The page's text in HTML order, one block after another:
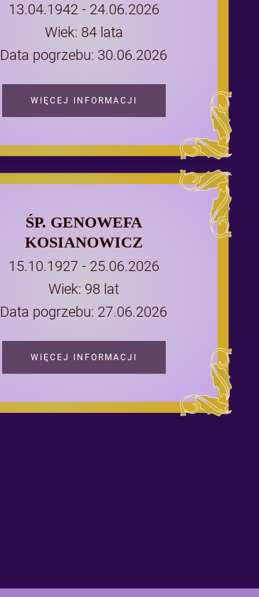
13.04.1942 - 24.06.2026
Wiek: 84 lata
Data pogrzebu: 30.06.2026
WIĘCEJ INFORMACJI
ŚP. GENOWEFA
KOSIANOWICZ
15.10.1927 - 25.06.2026
Wiek: 98 lat
Data pogrzebu: 27.06.2026
WIĘCEJ INFORMACJI